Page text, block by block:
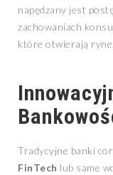
napędzany jest
zachowaniach
które otwierają
Tradycyjne banki
FinTech lub same